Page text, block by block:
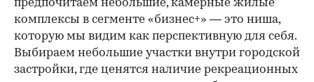
предпочитаем небольшие, камерные жилые
комплексы в сегменте «бизнес+» — это ниша,
которую мы видим как перспективную для себя.
Выбираем небольшие участки внутри городской
застройки, где ценятся наличие рекреационных